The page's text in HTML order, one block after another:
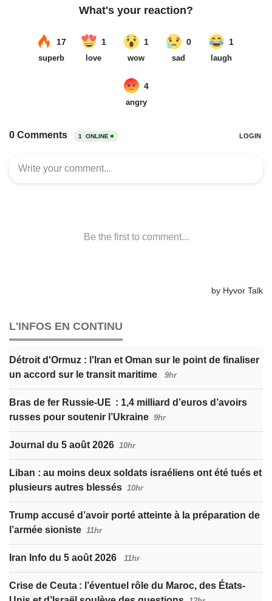
L'INFOS EN CONTINU
Détroit d'Ormuz : l'Iran et Oman sur le point de finaliser
un accord sur le transit maritime
9hr
Bras de fer Russie-UE : 1,4 milliard d’euros d’avoirs
russes pour soutenir l’Ukraine 9hr
Journal du 5 août 2026 10hr
Liban : au moins deux soldats israéliens ont été tués et
plusieurs autres blessés 10hr
Trump accusé d’avoir porté atteinte à la préparation de
l’armée sioniste 11hr
Iran Info du 5 août 2026 11hr
Crise de Ceuta : l’éventuel rôle du Maroc, des États-